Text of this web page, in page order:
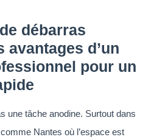
débarras
avantages d’un
pour un
une tâche anodine. Surtout dans
Nantes où l’espace est